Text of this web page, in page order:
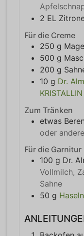
2 EL
Für die Creme
250 g
500 g
200 g
10 g Dr.
KRISTALLIN
Zum Tränken
etwas
oder
Für die Garnitur
100 g Dr.
Vollmilch,
Sahne
50 g